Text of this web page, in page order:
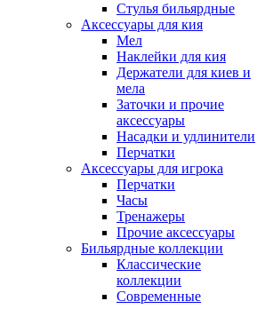
Стулья бильярдные
Аксессуары для кия
Мел
Наклейки для кия
Держатели для киев и
мела
Заточки и прочие
аксессуары
Насадки и удлинители
Перчатки
Аксессуары для игрока
Перчатки
Часы
Тренажеры
Прочие аксессуары
Бильярдные коллекции
Классические
коллекции
Современные